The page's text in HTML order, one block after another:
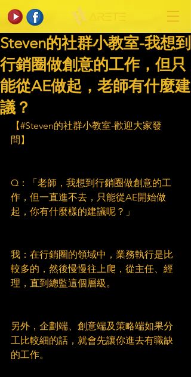
Steven的社群小教室-我想到
行銷圈做創意的工作，但只
能從AE做起，老師有什麼建
議？
【#Steven的社群小教室-歡迎大家發
問】
Q：「老師，我想到行銷圈做創意的工
作，但一直進不去，只能從AE開始做
起，你有什麼樣的建議呢？」
我：在行銷圈的領域中，業務執行是比
較多的，然後慢慢往上爬，從主任、經
理，直到總監這個層級。
另外，企劃端、創意端及策略端如果分
工比較細的話，就會先讓你進去有職缺
的工作。